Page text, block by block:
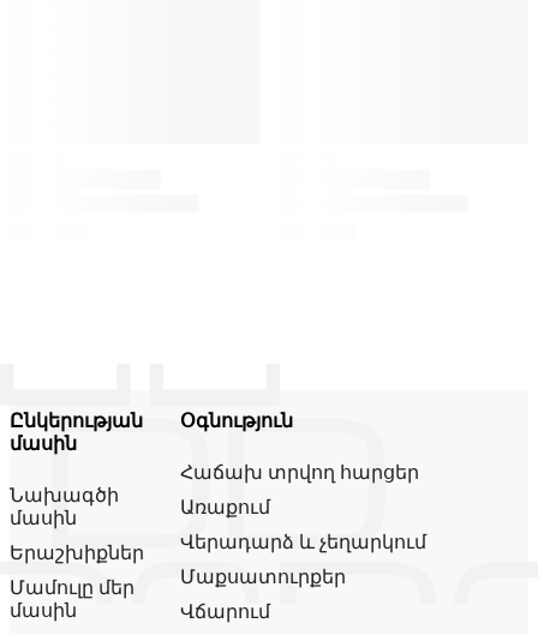
Ընկերության
մասին
Նախագծի
մասին
Երաշխիքներ
Մամուլը մեր
մասին
Օգնություն
Հաճախ տրվող հարցեր
Առաքում
Վերադարձ և չեղարկում
Մաքսատուրքեր
Վճարում